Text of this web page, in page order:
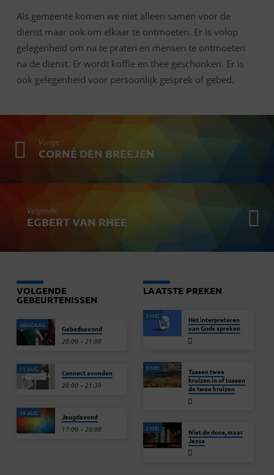
Als gemeente komen we niet alleen samen voor de
dienst maar ook om elkaar te ontmoeten. Er is volop
gelegenheid om na te praten en mensen te ontmoeten
na de dienst. Er wordt koffie en thee geschonken. Er is
ook gelegenheid voor persoonlijk gesprek of gebed.
Vorige
CORNÉ DEN BREEJEN
Volgende
EGBERT VAN RHEE
VOLGENDE
GEBEURTENISSEN
VANDAAG Gebedsavond
20:00 – 21:00
11 AUG Connect avonden
20:00 – 21:30
19 AUG Jeugdavond
17:00 – 20:00
LAATSTE PREKEN
3 MEI
Het interpreteren
van Gods spreken
3 MEI
Tussen twee
kruizen in of tussen
de twee kruizen
2 MEI
Niet de doos, maar
Jezus